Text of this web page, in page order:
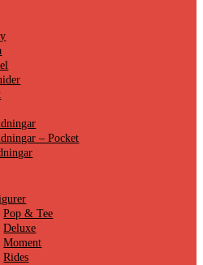
– Pocket
Pop & Tee
Deluxe
Moment
Rides